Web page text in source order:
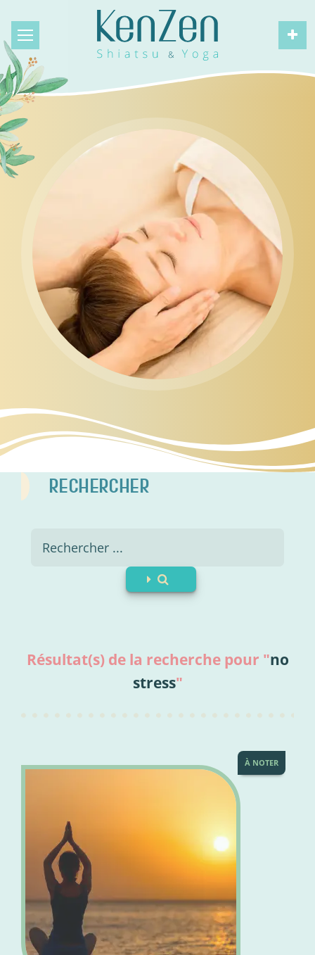
RECHERCHER
Résultat(s) de la recherche pour "no
stress"
À NOTER